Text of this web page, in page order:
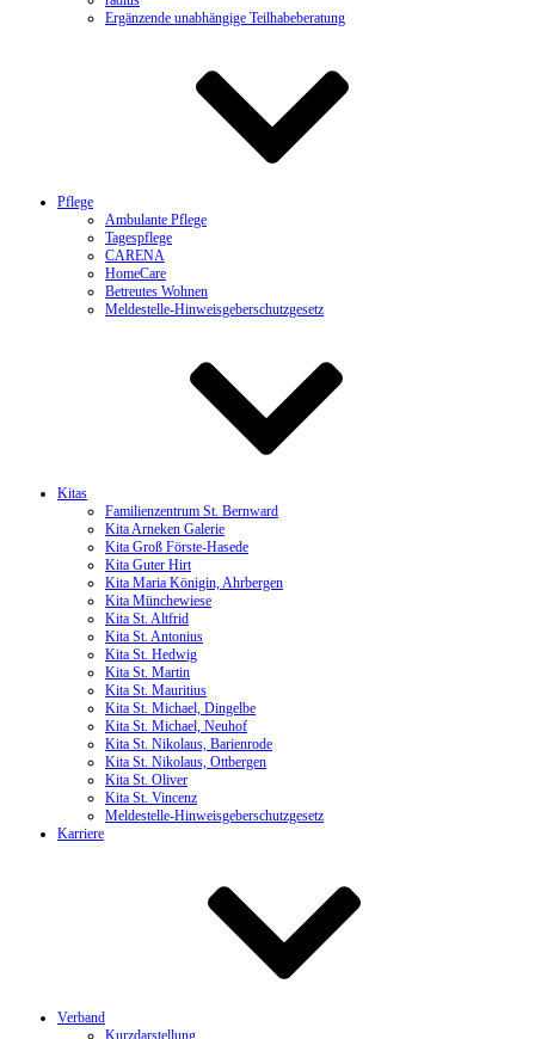
Ergänzende unabhängige Teilhabeberatung
Pflege
Ambulante Pflege
Tagespflege
CARENA
HomeCare
Betreutes Wohnen
Meldestelle-Hinweisgeberschutzgesetz
Kitas
Familienzentrum St. Bernward
Kita Arneken Galerie
Kita Groß Förste-Hasede
Kita Guter Hirt
Kita Maria Königin, Ahrbergen
Kita Münchewiese
Kita St. Altfrid
Kita St. Antonius
Kita St. Hedwig
Kita St. Martin
Kita St. Mauritius
Kita St. Michael, Dingelbe
Kita St. Michael, Neuhof
Kita St. Nikolaus, Barienrode
Kita St. Nikolaus, Ottbergen
Kita St. Oliver
Kita St. Vincenz
Meldestelle-Hinweisgeberschutzgesetz
Karriere
Verband